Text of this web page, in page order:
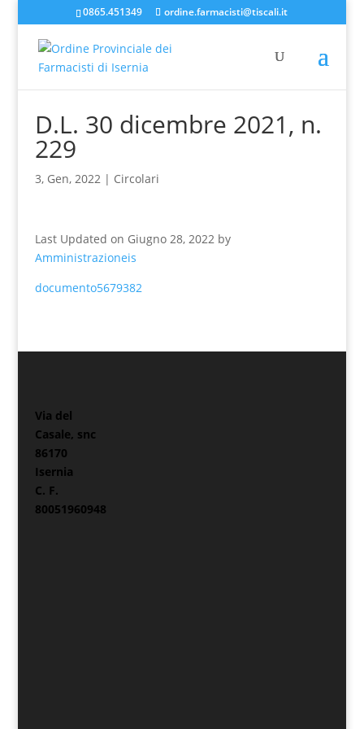
0865.451349 ordine.farmacisti@tiscali.it
D.L. 30 dicembre 2021, n.
229
3, Gen, 2022| Circolari
Last Updated on Giugno 28, 2022 by
Amministrazioneis
documento5679382
Via del
Casale, snc
86170
Isernia
C. F.
80051960948